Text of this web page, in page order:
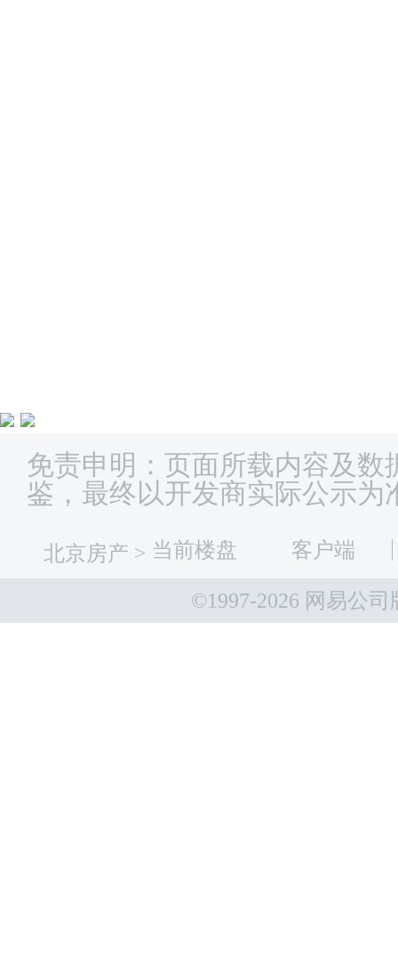
免责申明：页面所载内容及数
鉴，最终以开发商实际公示为
北京房产 > 当前楼盘 客户端
©1997-2026 网易公